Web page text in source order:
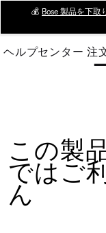
Main
💰 Bose 製品を下
ヘルプセンター 注
この製
ではご
ん